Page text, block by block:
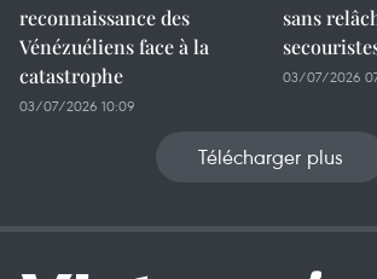
reconnaissance des
Vénézuéliens face à la
catastrophe
03/07/2026 10:09
sans
03/07/2026
Télécharger plus